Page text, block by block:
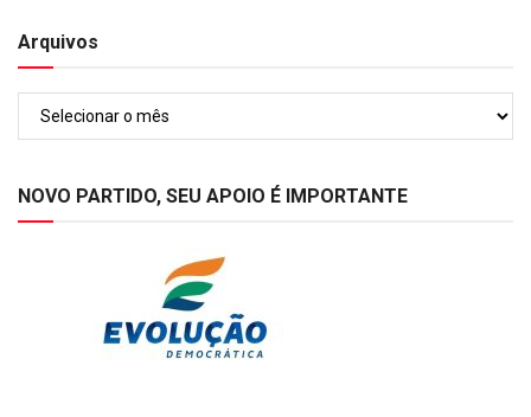
Arquivos
NOVO PARTIDO, SEU APOIO É IMPORTANTE